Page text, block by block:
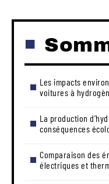
Les impacts
voitures à
La production
conséquences
Comparaison des
électriques et